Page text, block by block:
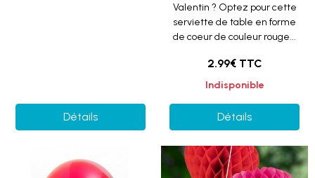
Détails
Valentin ? Optez pour cette
serviette de table en forme
de coeur de couleur rouge...
2.99€ TTC
Indisponible
Détails